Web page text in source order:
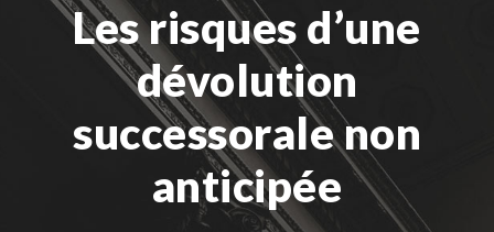
Les risques d’une
dévolution
successorale non
anticipée